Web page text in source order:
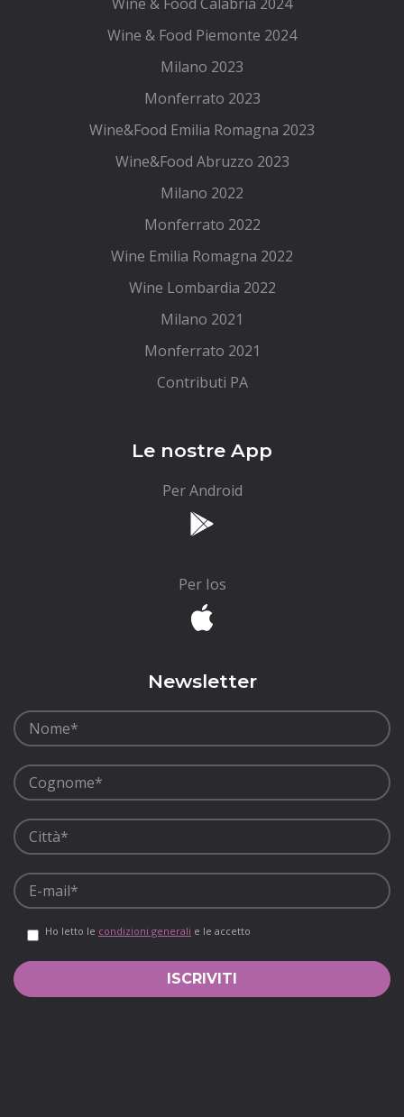
Wine & Food Piemonte 2024
Milano 2023
Monferrato 2023
Wine&Food Emilia Romagna 2023
Wine&Food Abruzzo 2023
Milano 2022
Monferrato 2022
Wine Emilia Romagna 2022
Wine Lombardia 2022
Milano 2021
Monferrato 2021
Contributi PA
Le nostre App
Per Android
Per Ios
Newsletter
Ho letto le condizioni generali e le accetto